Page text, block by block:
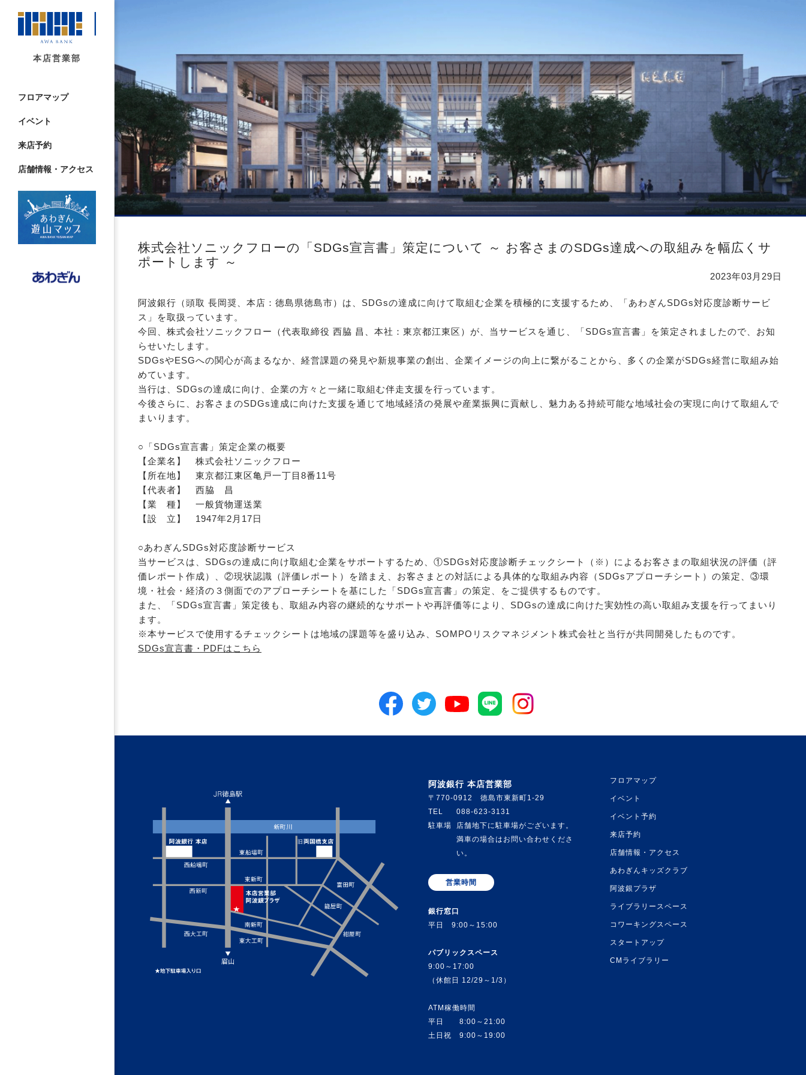
本店営業部
フロアマップ
イベント
来店予約
店舗情報・アクセス
株式会社ソニックフローの「SDGs宣言書」策定について ～ お客さまのSDGs達成への取組みを幅広くサ
ポートします ～
2023年03月29日
阿波銀行（頭取 長岡奨、本店：徳島県徳島市）は、SDGsの達成に向けて取組む企業を積極的に支援するため、「あわぎんSDGs対応度診断サービ
ス」を取扱っています。
今回、株式会社ソニックフロー（代表取締役 西脇 昌、本社：東京都江東区）が、当サービスを通じ、「SDGs宣言書」を策定されましたので、お知
らせいたします。
SDGsやESGへの関心が高まるなか、経営課題の発見や新規事業の創出、企業イメージの向上に繋がることから、多くの企業がSDGs経営に取組み始
めています。
当行は、SDGsの達成に向け、企業の方々と一緒に取組む伴走支援を行っています。
今後さらに、お客さまのSDGs達成に向けた支援を通じて地域経済の発展や産業振興に貢献し、魅力ある持続可能な地域社会の実現に向けて取組んで
まいります。
○「SDGs宣言書」策定企業の概要
【企業名】 株式会社ソニックフロー
【所在地】 東京都江東区亀戸一丁目8番11号
【代表者】 西脇 昌
【業 種】 一般貨物運送業
【設 立】 1947年2月17日
○あわぎんSDGs対応度診断サービス
当サービスは、SDGsの達成に向け取組む企業をサポートするため、①SDGs対応度診断チェックシート（※）によるお客さまの取組状況の評価（評
価レポート作成）、②現状認識（評価レポート）を踏まえ、お客さまとの対話による具体的な取組み内容（SDGsアプローチシート）の策定、③環
境・社会・経済の３側面でのアプローチシートを基にした「SDGs宣言書」の策定、をご提供するものです。
また、「SDGs宣言書」策定後も、取組み内容の継続的なサポートや再評価等により、SDGsの達成に向けた実効性の高い取組み支援を行ってまいり
ます。
※本サービスで使用するチェックシートは地域の課題等を盛り込み、SOMPOリスクマネジメント株式会社と当行が共同開発したものです。
SDGs宣言書・PDFはこちら
阿波銀行 本店営業部
〒770-0912 徳島市東新町1-29
TEL
088-623-3131
駐車場
店舗地下に駐車場がございます。
満車の場合はお問い合わせくださ
い。
営業時間
銀行窓口
平日 9:00～15:00
パブリックスペース
9:00～17:00
（休館日 12/29～1/3）
ATM稼働時間
平日 8:00～21:00
土日祝 9:00～19:00
フロアマップ
イベント
イベント予約
来店予約
店舗情報・アクセス
あわぎんキッズクラブ
阿波銀プラザ
ライブラリースペース
コワーキングスペース
スタートアップ
CMライブラリー